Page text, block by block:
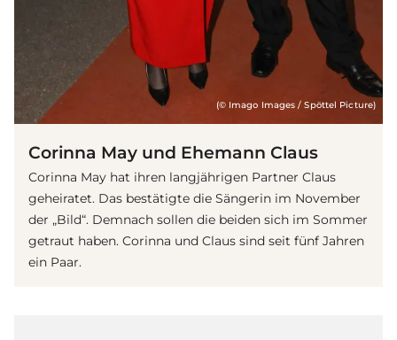
(© Imago Images / Spöttel Picture)
Corinna May und Ehemann Claus
Corinna May hat ihren langjährigen Partner Claus
geheiratet. Das bestätigte die Sängerin im November
der „Bild“. Demnach sollen die beiden sich im Sommer
getraut haben. Corinna und Claus sind seit fünf Jahren
ein Paar.